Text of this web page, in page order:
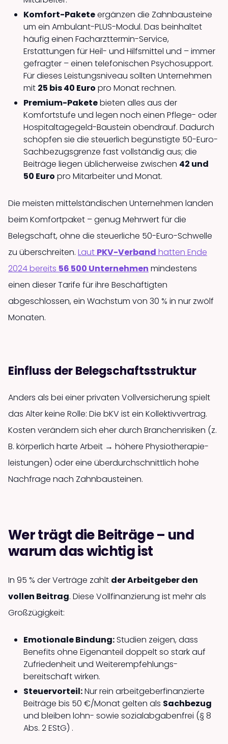
Komfort-Paketeergänzen die Zahnbausteine
um ein Ambulant-PLUS-Modul. Das beinhaltet
häufig einen Facharzttermin-Service,
Erstattungen für Heil- und Hilfsmittel und – immer
gefragter – einen telefonischen Psychosupport.
Für dieses Leistungsniveau sollten Unternehmen
mit 25 bis 40 Euro pro Monat rechnen.
Premium-Paketebieten alles aus der
Komfortstufe und legen noch einen Pflege- oder
Hospitaltagegeld-Baustein obendrauf. Dadurch
schöpfen sie die steuerlich begünstigte 50-Euro-
Sachbezugsgrenze fast vollständig aus; die
Beiträge liegen üblicherweise zwischen 42 und
50 Euro pro Mitarbeiter und Monat.
Die meisten mittel­ständischen Unternehmen landen
beim Komfortpaket – genug Mehrwert für die
Belegschaft, ohne die steuerliche 50-Euro-Schwelle
zu über­schreiten. Laut PKV-Verband hatten Ende
2024 bereits 56 500 Unternehmen mindestens
einen dieser Tarife für ihre Beschäftigten
abgeschlossen, ein Wachstum von 30 % in nur zwölf
Monaten.
Einfluss der Belegschaftsstruktur
Anders als bei einer privaten Voll­versicherung spielt
das Alter keine Rolle: Die bKV ist ein Kollektiv­vertrag.
Kosten verändern sich eher durch Branchen­risiken (z.
B. körperlich harte Arbeit → höhere Physiotherapie­
leistungen) oder eine überdurch­schnittlich hohe
Nachfrage nach Zahn­bausteinen.
Wer trägt die Beiträge – und
warum das wichtig ist
In 95 % der Verträge zahlt der Arbeitgeber den
vollen Beitrag. Diese Voll­finanzierung ist mehr als
Großzügigkeit:
Emotionale Bindung:Studien zeigen, dass
Benefits ohne Eigenanteil doppelt so stark auf
Zufriedenheit und Weiter­empfehlungs­
bereitschaft wirken.
Steuervorteil:Nur rein arbeitgeber­finanzierte
Beiträge bis 50 €/Monat gelten als Sachbezug
und bleiben lohn- sowie sozialabgaben­frei (§ 8
Abs. 2 EStG) .